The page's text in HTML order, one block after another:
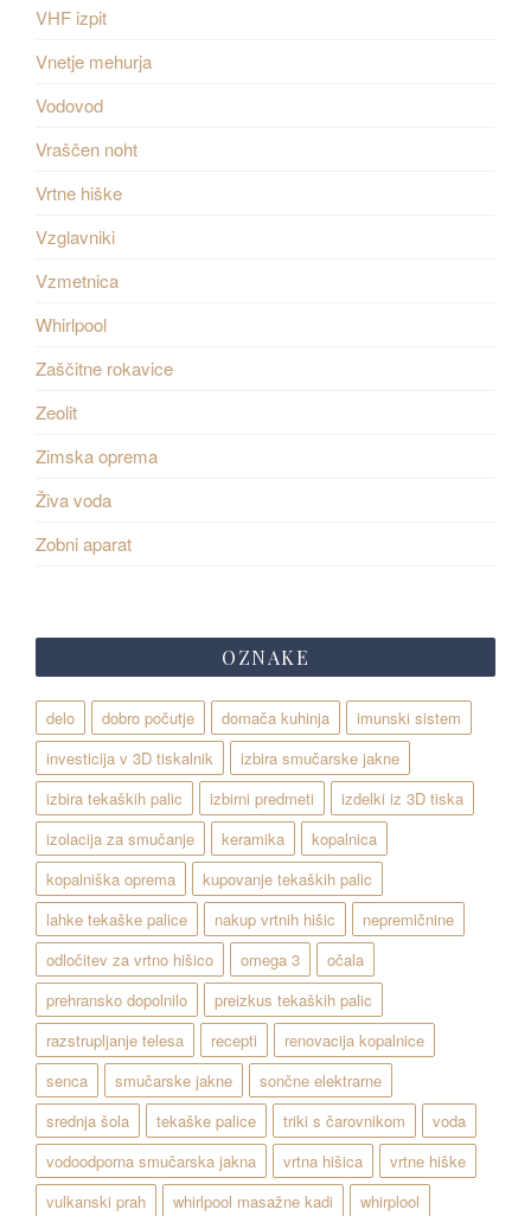
VHF izpit
Vnetje mehurja
Vodovod
Vraščen noht
Vrtne hiške
Vzglavniki
Vzmetnica
Whirlpool
Zaščitne rokavice
Zeolit
Zimska oprema
Živa voda
Zobni aparat
OZNAKE
delo dobro počutje domača kuhinja
imunski sistem
investicija v 3D tiskalnik
izbira smučarske jakne
izbira tekaških palic
izbirni predmeti
izdelki iz 3D tiska
izolacija za smučanje
keramika
kopalnica
kopalniška oprema
kupovanje tekaških palic
lahke tekaške palice
nakup vrtnih hišic
nepremičnine
odločitev za vrtno hišico
omega 3
očala
prehransko dopolnilo
preizkus tekaških palic
razstrupljanje telesa
recepti
renovacija kopalnice
senca
smučarske jakne
sončne elektrarne
srednja šola
tekaške palice triki s čarovnikom
voda
vodoodporna smučarska jakna
vrtna hišica
vrtne hiške
vulkanski prah
whirlpool masažne kadi whirplool